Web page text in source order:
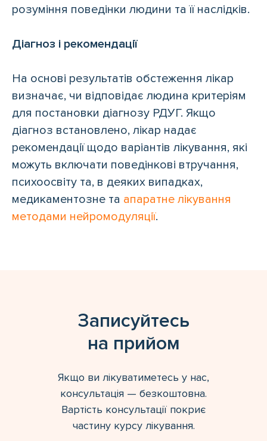
розуміння поведінки людини та її наслідків.
Діагноз і рекомендації
На основі результатів обстеження лікар
визначає, чи відповідає людина критеріям
для постановки діагнозу РДУГ. Якщо
діагноз встановлено, лікар надає
рекомендації щодо варіантів лікування, які
можуть включати поведінкові втручання,
психоосвіту та, в деяких випадках,
медикаментозне та апаратне лікування
методами нейромодуляції.
Записуйтесь
на прийом
Якщо ви лікуватиметесь у нас,
консультація — безкоштовна.
Вартість консультації покриє
частину курсу лікування.